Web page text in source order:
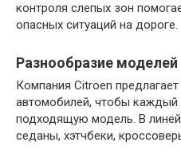
контроля слепых зон
опасных ситуаций на дороге.
Разнообразие моделей
Компания Citroen
автомобилей, чтобы каждый
подходящую модель. В
седаны, хэтчбеки,